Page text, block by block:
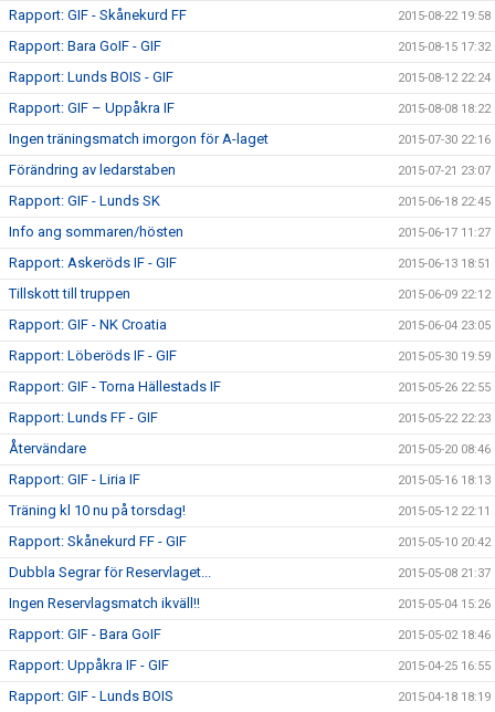
Rapport: GIF - Skånekurd FF 2015-08-22 19:58
Rapport: Bara GoIF - GIF 2015-08-15 17:32
Rapport: Lunds BOIS - GIF 2015-08-12 22:24
Rapport: GIF – Uppåkra IF 2015-08-08 18:22
Ingen träningsmatch imorgon för A-laget 2015-07-30 22:16
Förändring av ledarstaben 2015-07-21 23:07
Rapport: GIF - Lunds SK 2015-06-18 22:45
Info ang sommaren/hösten 2015-06-17 11:27
Rapport: Askeröds IF - GIF 2015-06-13 18:51
Tillskott till truppen 2015-06-09 22:12
Rapport: GIF - NK Croatia 2015-06-04 23:05
Rapport: Löberöds IF - GIF 2015-05-30 19:59
Rapport: GIF - Torna Hällestads IF 2015-05-26 22:55
Rapport: Lunds FF - GIF 2015-05-22 22:23
Återvändare 2015-05-20 08:46
Rapport: GIF - Liria IF 2015-05-16 18:13
Träning kl 10 nu på torsdag! 2015-05-12 22:11
Rapport: Skånekurd FF - GIF 2015-05-10 20:42
Dubbla Segrar för Reservlaget... 2015-05-08 21:37
Ingen Reservlagsmatch ikväll!! 2015-05-04 15:26
Rapport: GIF - Bara GoIF 2015-05-02 18:46
Rapport: Uppåkra IF - GIF 2015-04-25 16:55
Rapport: GIF - Lunds BOIS 2015-04-18 18:19